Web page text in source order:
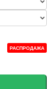
РАСПРОДАЖА